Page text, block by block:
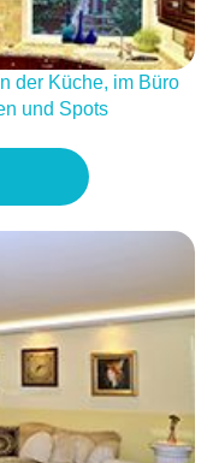
der Küche, im Büro
und Spots